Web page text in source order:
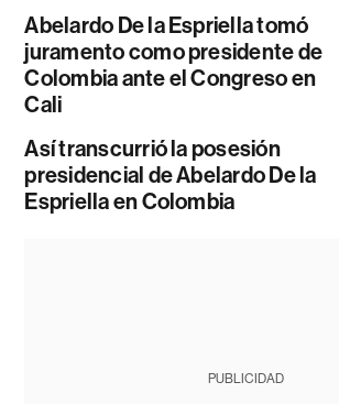
Abelardo De la Espriella tomó
juramento como presidente de
Colombia ante el Congreso en
Cali
Así transcurrió la posesión
presidencial de Abelardo De la
Espriella en Colombia
PUBLICIDAD